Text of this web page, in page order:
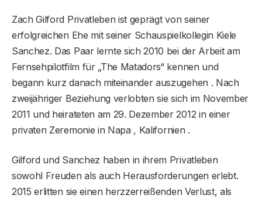
Zach Gilford Privatleben ist geprägt von seiner
erfolgreichen Ehe mit seiner Schauspielkollegin Kiele
Sanchez. Das Paar lernte sich 2010 bei der Arbeit am
Fernsehpilotfilm für „The Matadors“ kennen und
begann kurz danach miteinander auszugehen . Nach
zweijähriger Beziehung verlobten sie sich im November
2011 und heirateten am 29. Dezember 2012 in einer
privaten Zeremonie in Napa , Kalifornien .
Gilford und Sanchez haben in ihrem Privatleben
sowohl Freuden als auch Herausforderungen erlebt.
2015 erlitten sie einen herzzerreißenden Verlust, als